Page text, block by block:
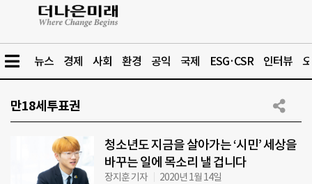
뉴스 경제 사회 환경 공익 국제 ESG·CSR 인터뷰
만18세투표권
청소년도 지금을 살아가는 ‘시민’ 세상을
바꾸는 일에 목소리 낼 겁니다
장지훈 기자 2020년 1월 14일